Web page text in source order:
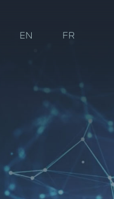
EN FR